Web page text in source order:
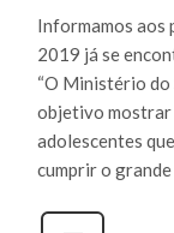
Informamos aos
2019 já se
“O Ministério do
objetivo mostrar
adolescentes
cumprir o